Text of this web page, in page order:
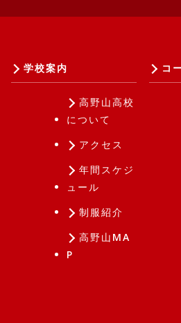
学校案内
高野山高校
について
アクセス
年間スケジ
ュール
制服紹介
高野山MA
P
コ